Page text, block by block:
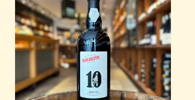
Add to
Wishlist